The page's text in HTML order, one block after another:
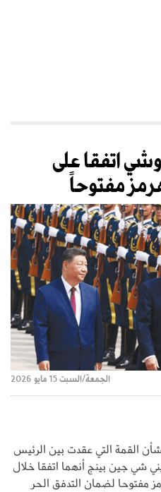
اتفقا على
مفتوحاً
الجمعة/السبت 15 مايو 2026
القمة التي عقدت بين الرئيس
شي جين بينج أنهما اتفقا خلال
مفتوحا لضمان التدفق الحر